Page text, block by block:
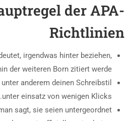
der APA-
Richtlinien
irgendwas hinter beziehen,
der weiteren Born zitiert werde.
anderem deinen Schreibstil
unter einsatz von wenigen Klicks.
sagt, sie seien untergeordnet